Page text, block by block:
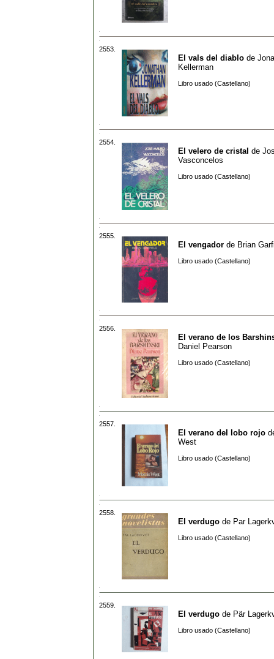
2553.
El vals del diablo de
Kellerman
Libro usado (Castellano)
2554.
El velero de cristal de
Vasconcelos
Libro usado (Castellano)
2555.
El vengador de Brian
Libro usado (Castellano)
2556.
El verano de los
Daniel Pearson
Libro usado (Castellano)
2557.
El verano del lobo rojo
West
Libro usado (Castellano)
2558.
El verdugo de Par
Libro usado (Castellano)
2559.
El verdugo de Pär
Libro usado (Castellano)